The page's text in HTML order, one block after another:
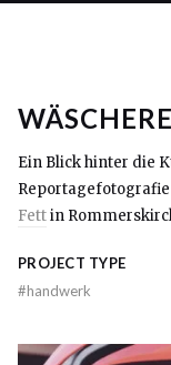
Ein Blick hinter die
Fettin
PROJECT TYPE
#handwerk